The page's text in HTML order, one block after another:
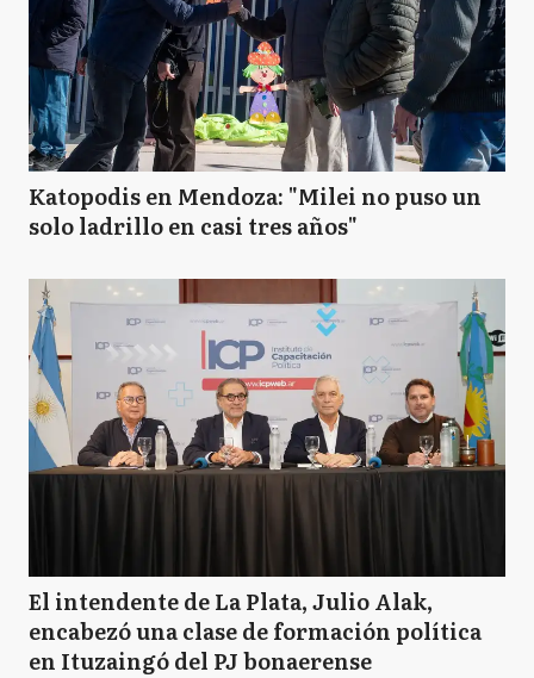
Katopodis en Mendoza: "Milei no puso un
solo ladrillo en casi tres años"
El intendente de La Plata, Julio Alak,
encabezó una clase de formación política
en Ituzaingó del PJ bonaerense